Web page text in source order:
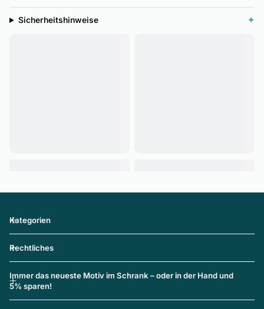
Sicherheitshinweise ✦
Kategorien
Rechtliches
Immer das neueste Motiv im Schrank – oder in der Hand und
5% sparen!